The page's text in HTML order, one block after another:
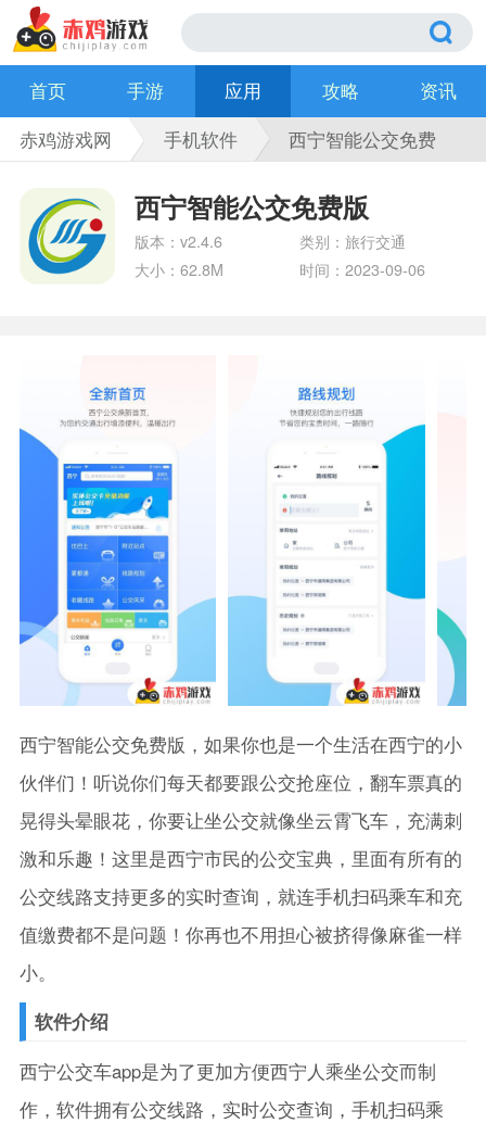
首页 手游 应用 攻略
资讯
赤鸡游戏网
手机软件
西宁智能公交免费
西宁智能公交免费版
版本：v2.4.6
类别：旅行交通
大小：62.8M
时间：2023-09-06
西宁智能公交免费版，如果你也是一个生活在西宁的小
伙伴们！听说你们每天都要跟公交抢座位，翻车票真的
晃得头晕眼花，你要让坐公交就像坐云霄飞车，充满刺
激和乐趣！这里是西宁市民的公交宝典，里面有所有的
公交线路支持更多的实时查询，就连手机扫码乘车和充
值缴费都不是问题！你再也不用担心被挤得像麻雀一样
小。
软件介绍
西宁公交车app是为了更加方便西宁人乘坐公交而制
作，软件拥有公交线路，实时公交查询，手机扫码乘